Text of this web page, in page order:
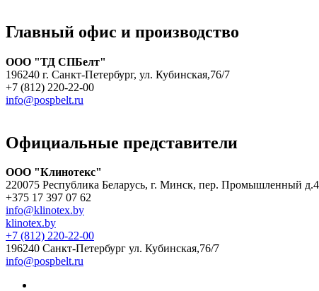
Главный офис и производство
ООО "ТД СПБелт"
196240 г. Санкт-Петербург, ул. Кубинская,76/7
+7 (812) 220-22-00
info@pospbelt.ru
Официальные представители
ООО "Клинотекс"
220075 Республика Беларусь, г. Минск, пер. Промышленный д.4
+375 17 397 07 62
info@klinotex.by
klinotex.by
+7 (812) 220-22-00
196240 Санкт-Петербург ул. Кубинская,76/7
info@pospbelt.ru